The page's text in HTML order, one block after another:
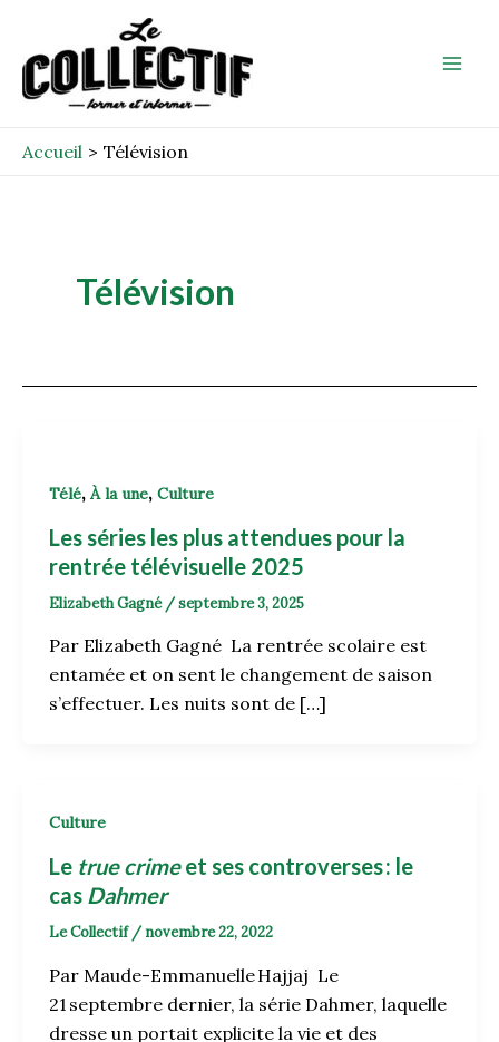
contenu
Accueil Télévision
Télévision
Télé, À la une, Culture
Les séries les plus attendues pour la
rentrée télévisuelle 2025
Elizabeth Gagné /septembre 3, 2025
Par Elizabeth Gagné La rentrée scolaire est
entamée et on sent le changement de saison
s’effectuer. Les nuits sont de […]
Culture
Le true crimeet ses controverses: le
cas Dahmer
Le Collectif / novembre 22, 2022
Par Maude-Emmanuelle Hajjaj Le
21 septembre dernier, la série Dahmer, laquelle
dresse un portait explicite la vie et des
pagination